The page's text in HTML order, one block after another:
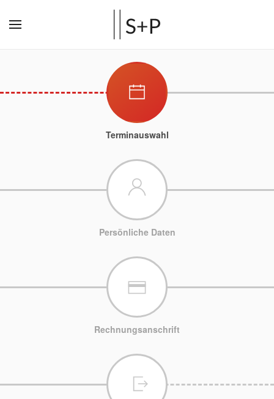
Terminauswahl
Persönliche Daten
Rechnungsanschrift